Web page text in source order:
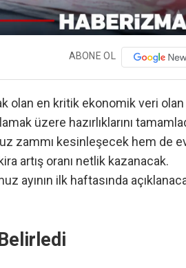
ABONE OL
olan en kritik ekonomik veri olan
üzere hazırlıklarını
zammı kesinleşecek hem de
artış oranı netlik kazanacak.
ayının ilk haftasında